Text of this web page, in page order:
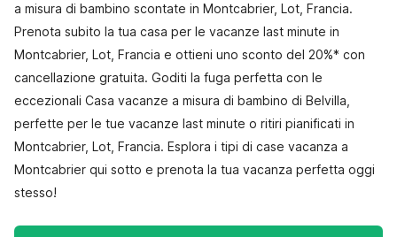
a misura di bambino scontate in Montcabrier, Lot, Francia.
Prenota subito la tua casa per le vacanze last minute in
Montcabrier, Lot, Francia e ottieni uno sconto del 20%* con
cancellazione gratuita. Goditi la fuga perfetta con le
eccezionali Casa vacanze a misura di bambino di Belvilla,
perfette per le tue vacanze last minute o ritiri pianificati in
Montcabrier, Lot, Francia. Esplora i tipi di case vacanza a
Montcabrier qui sotto e prenota la tua vacanza perfetta oggi
stesso!